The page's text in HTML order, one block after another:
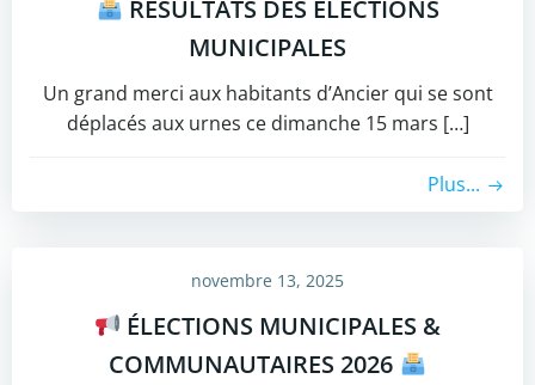
RÉSULTATS DES ÉLECTIONS
MUNICIPALES
​Un grand merci aux habitants d’Ancier qui se sont
déplacés aux urnes ce dimanche 15 mars […]
Plus...
novembre 13, 2025
ÉLECTIONS MUNICIPALES &
COMMUNAUTAIRES 2026